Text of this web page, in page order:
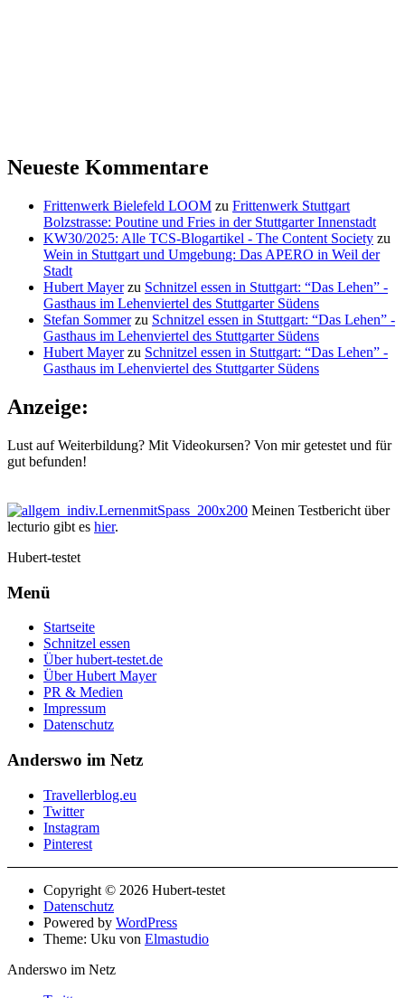
Neueste Kommentare
Frittenwerk Bielefeld LOOM zu Frittenwerk Stuttgart
Bolzstrasse: Poutine und Fries in der Stuttgarter Innenstadt
KW30/2025: Alle TCS-Blogartikel - The Content Society zu
Wein in Stuttgart und Umgebung: Das APERO in Weil der
Stadt
Hubert Mayerzu Schnitzel essen in Stuttgart: “Das Lehen” -
Gasthaus im Lehenviertel des Stuttgarter Südens
Stefan Sommerzu Schnitzel essen in Stuttgart: “Das Lehen” -
Gasthaus im Lehenviertel des Stuttgarter Südens
Hubert Mayerzu Schnitzel essen in Stuttgart: “Das Lehen” -
Gasthaus im Lehenviertel des Stuttgarter Südens
Anzeige:
Lust auf Weiterbildung? Mit Videokursen? Von mir getestet und für
gut befunden!
Meinen Testbericht über
lecturio gibt es hier.
Hubert-testet
Menü
Startseite
Schnitzel essen
Über hubert-testet.de
Über Hubert Mayer
PR & Medien
Impressum
Datenschutz
Anderswo im Netz
Travellerblog.eu
Twitter
Instagram
Pinterest
Copyright © 2026 Hubert-testet
Datenschutz
Powered by WordPress
Theme: Uku von Elmastudio
Anderswo im Netz